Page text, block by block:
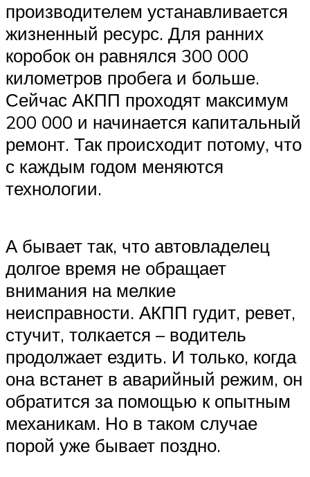
производителем устанавливается
жизненный ресурс. Для ранних
коробок он равнялся 300 000
километров пробега и больше.
Сейчас АКПП проходят максимум
200 000 и начинается капитальный
ремонт. Так происходит потому, что
с каждым годом меняются
технологии.
А бывает так, что автовладелец
долгое время не обращает
внимания на мелкие
неисправности. АКПП гудит, ревет,
стучит, толкается – водитель
продолжает ездить. И только, когда
она встанет в аварийный режим, он
обратится за помощью к опытным
механикам. Но в таком случае
порой уже бывает поздно.